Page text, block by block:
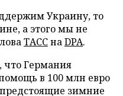
Украину, то
а этого мы не
ТАССнаDPA.
что Германия
в 100 млн евро
зимние